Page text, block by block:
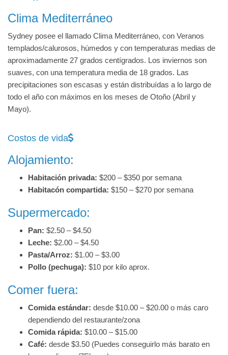
Clima Mediterráneo
Sydney posee el llamado Clima Mediterráneo, con Veranos
templados/calurosos, húmedos y con temperaturas medias de
aproximadamente 27 grados centígrados. Los inviernos son
suaves, con una temperatura media de 18 grados. Las
precipitaciones son escasas y están distribuídas a lo largo de
todo el año con máximos en los meses de Otoño (Abril y
Mayo).
Costos de vida
Alojamiento:
Habitación privada: $200 – $350 por semana
Habitacón compartida: $150 – $270 por semana
Supermercado:
Pan: $2.50 – $4.50
Leche: $2.00 – $4.50
Pasta/Arroz: $1.00 – $3.00
Pollo (pechuga): $10 por kilo aprox.
Comer fuera:
Comida estándar: desde $10.00 – $20.00 o más caro
dependiendo del restaurante/zona
Comida rápida: $10.00 – $15.00
Café: desde $3.50 (Puedes conseguirlo más barato en